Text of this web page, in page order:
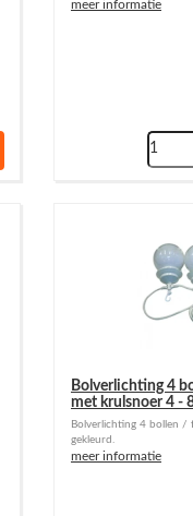
meer informatie
Bolverlichting 4
met krulsnoer 4 -
Bolverlichting 4 bollen /
gekleurd.
meer informatie